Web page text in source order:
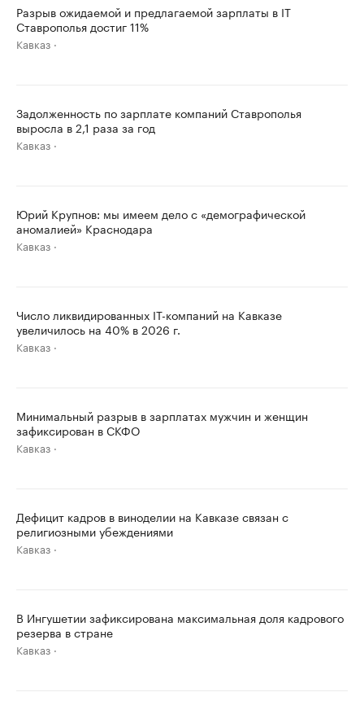
Разрыв ожидаемой и предлагаемой зарплаты в IT
Ставрополья достиг 11%
Кавказ
Задолженность по зарплате компаний Ставрополья
выросла в 2,1 раза за год
Кавказ
Юрий Крупнов: мы имеем дело с «демографической
аномалией» Краснодара
Кавказ
Число ликвидированных IT-компаний на Кавказе
увеличилось на 40% в 2026 г.
Кавказ
Минимальный разрыв в зарплатах мужчин и женщин
зафиксирован в СКФО
Кавказ
Дефицит кадров в виноделии на Кавказе связан с
религиозными убеждениями
Кавказ
В Ингушетии зафиксирована максимальная доля кадрового
резерва в стране
Кавказ